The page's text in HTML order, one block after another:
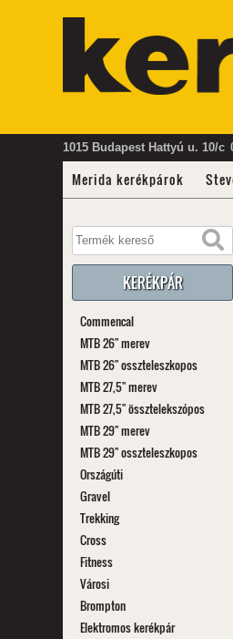
1015 Budapest Hattyú u. 10/c
Merida kerékpárok
KERÉKPÁR
Commencal
MTB 26" merev
MTB 26" osszteleszkopos
MTB 27,5" merev
MTB 27,5" össztelekszópos
MTB 29" merev
MTB 29" osszteleszkopos
Országúti
Gravel
Trekking
Cross
Fitness
Városi
Brompton
Elektromos kerékpár